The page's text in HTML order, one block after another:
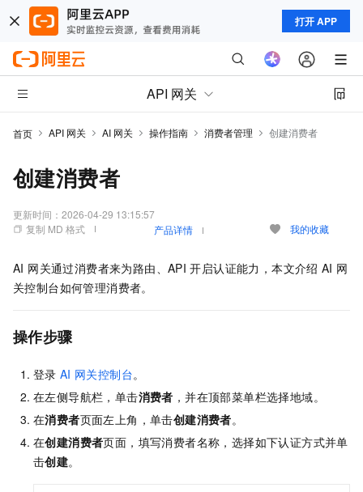
打开 APP
API 网关
首页 API 网关 AI 网关 操作指南 消费者管理 创建消费者
创建消费者
更新时间： 2026-04-29 13:15:57
复制 MD 格式
产品详情 我的收藏
AI 网关通过消费者来为路由、API 开启认证能力，本文介绍 AI 网
关控制台如何管理消费者。
操作步骤
登录 AI 网关控制台。
在左侧导航栏，单击消费者 ，并在顶部菜单栏选择地域。
在消费者页面左上角，单击创建消费者。
在创建消费者页面，填写消费者名称，选择如下认证方式并单
击创建。